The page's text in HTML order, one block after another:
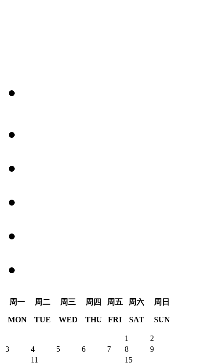
周一
MON
周二
TUE
周三
WED
周 四
THU
周五
FRI
周六
SAT
周 日
SUN
1
2
3
4 5 6 7 8 9
11
15